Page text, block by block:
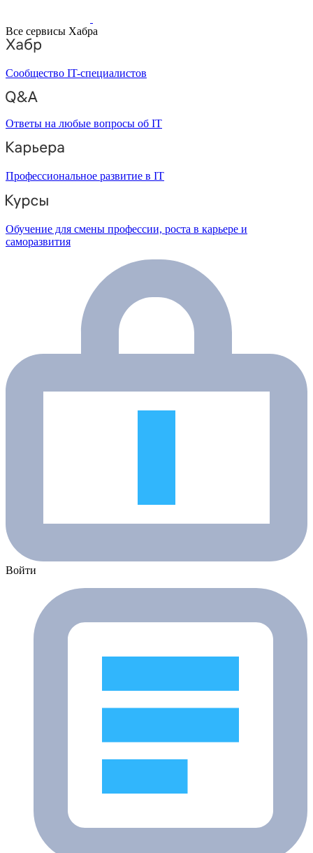
Все сервисы Хабра
Сообщество IT-специалистов
Ответы на любые вопросы об IT
Профессиональное развитие в IT
Обучение для смены профессии, роста в карьере и
саморазвития
Войти